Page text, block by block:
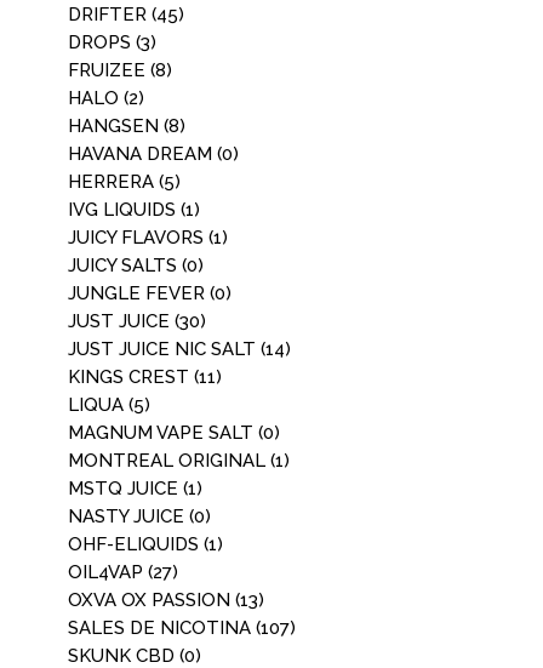
DRIFTER (45)
DROPS (3)
FRUIZEE (8)
HALO (2)
HANGSEN (8)
HAVANA DREAM (0)
HERRERA (5)
IVG LIQUIDS (1)
JUICY FLAVORS (1)
JUICY SALTS (0)
JUNGLE FEVER (0)
JUST JUICE (30)
JUST JUICE NIC SALT (14)
KINGS CREST (11)
LIQUA (5)
MAGNUM VAPE SALT (0)
MONTREAL ORIGINAL (1)
MSTQ JUICE (1)
NASTY JUICE (0)
OHF-ELIQUIDS (1)
OIL4VAP (27)
OXVA OX PASSION (13)
SALES DE NICOTINA (107)
SKUNK CBD (0)